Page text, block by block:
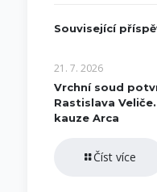
Související
21. 7. 2026
Vrchní soud
Rastislava
kauze Arca
Číst více